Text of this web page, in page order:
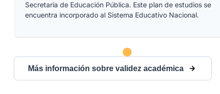
Secretaría de Educación Pública. Este plan de estudios se
encuentra incorporado al Sistema Educativo Nacional.
Más información sobre validez académica